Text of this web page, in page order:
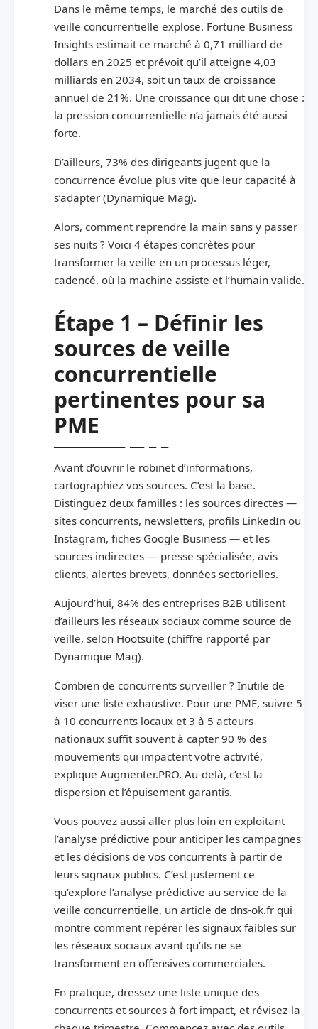
Dans le même temps, le marché des outils de
veille concurrentielle explose. Fortune Business
Insights estimait ce marché à 0,71 milliard de
dollars en 2025 et prévoit qu’il atteigne 4,03
milliards en 2034, soit un taux de croissance
annuel de 21%. Une croissance qui dit une chose :
la pression concurrentielle n’a jamais été aussi
forte.
D’ailleurs, 73% des dirigeants jugent que la
concurrence évolue plus vite que leur capacité à
s’adapter (Dynamique Mag).
Alors, comment reprendre la main sans y passer
ses nuits ? Voici 4 étapes concrètes pour
transformer la veille en un processus léger,
cadencé, où la machine assiste et l’humain valide.
Étape 1 – Définir les
sources de veille
concurrentielle
pertinentes pour sa
PME
Avant d’ouvrir le robinet d’informations,
cartographiez vos sources. C’est la base.
Distinguez deux familles : les sources directes —
sites concurrents, newsletters, profils LinkedIn ou
Instagram, fiches Google Business — et les
sources indirectes — presse spécialisée, avis
clients, alertes brevets, données sectorielles.
Aujourd’hui, 84% des entreprises B2B utilisent
d’ailleurs les réseaux sociaux comme source de
veille, selon Hootsuite (chiffre rapporté par
Dynamique Mag).
Combien de concurrents surveiller ? Inutile de
viser une liste exhaustive. Pour une PME, suivre 5
à 10 concurrents locaux et 3 à 5 acteurs
nationaux suffit souvent à capter 90 % des
mouvements qui impactent votre activité,
explique Augmenter.PRO. Au-delà, c’est la
dispersion et l’épuisement garantis.
Vous pouvez aussi aller plus loin en exploitant
l’analyse prédictive pour anticiper les campagnes
et les décisions de vos concurrents à partir de
leurs signaux publics. C’est justement ce
qu’explore l’analyse prédictive au service de la
veille concurrentielle, un article de dns-ok.fr qui
montre comment repérer les signaux faibles sur
les réseaux sociaux avant qu’ils ne se
transforment en offensives commerciales.
En pratique, dressez une liste unique des
concurrents et sources à fort impact, et révisez-la